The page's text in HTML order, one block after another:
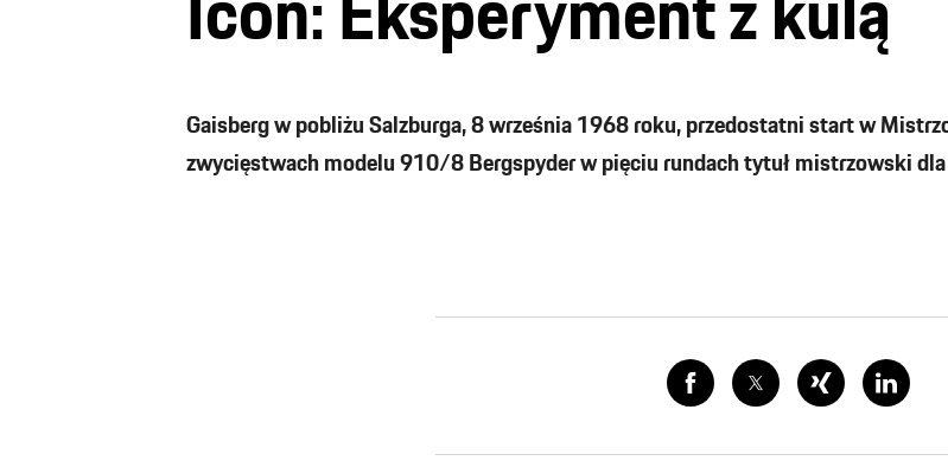
Gaisberg w pobliżu Salzburga, 8 września 1968 roku, przedostatni start w
zwycięstwach modelu 910/8 Bergspyder w pięciu rundach tytuł mistrzowski